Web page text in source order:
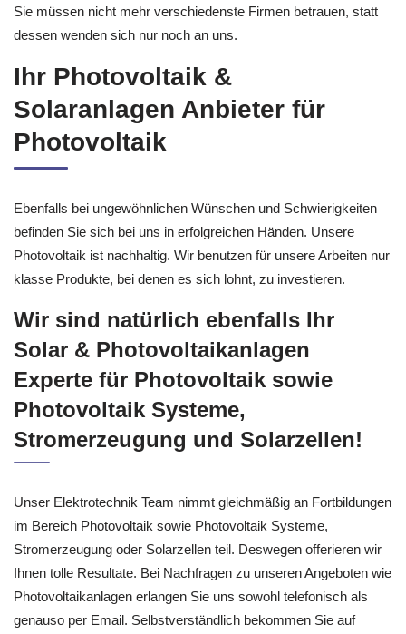
Sie müssen nicht mehr verschiedenste Firmen betrauen, statt
dessen wenden sich nur noch an uns.
Ihr Photovoltaik &
Solaranlagen Anbieter für
Photovoltaik
Ebenfalls bei ungewöhnlichen Wünschen und Schwierigkeiten
befinden Sie sich bei uns in erfolgreichen Händen. Unsere
Photovoltaik ist nachhaltig. Wir benutzen für unsere Arbeiten nur
klasse Produkte, bei denen es sich lohnt, zu investieren.
Wir sind natürlich ebenfalls Ihr
Solar & Photovoltaikanlagen
Experte für Photovoltaik sowie
Photovoltaik Systeme,
Stromerzeugung und Solarzellen!
Unser Elektrotechnik Team nimmt gleichmäßig an Fortbildungen
im Bereich Photovoltaik sowie Photovoltaik Systeme,
Stromerzeugung oder Solarzellen teil. Deswegen offerieren wir
Ihnen tolle Resultate. Bei Nachfragen zu unseren Angeboten wie
Photovoltaikanlagen erlangen Sie uns sowohl telefonisch als
genauso per Email. Selbstverständlich bekommen Sie auf